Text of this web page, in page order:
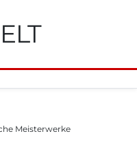
Meisterwerke